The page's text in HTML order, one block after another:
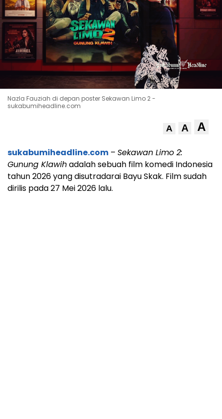
Nazla Fauziah di depan poster Sekawan Limo 2 -
sukabumiheadline.com
A A A
sukabumiheadline.com – Sekawan Limo 2:
Gunung Klawihadalah sebuah film komedi Indonesia
tahun 2026 yang disutradarai Bayu Skak. Film sudah
dirilis pada 27 Mei 2026 lalu.